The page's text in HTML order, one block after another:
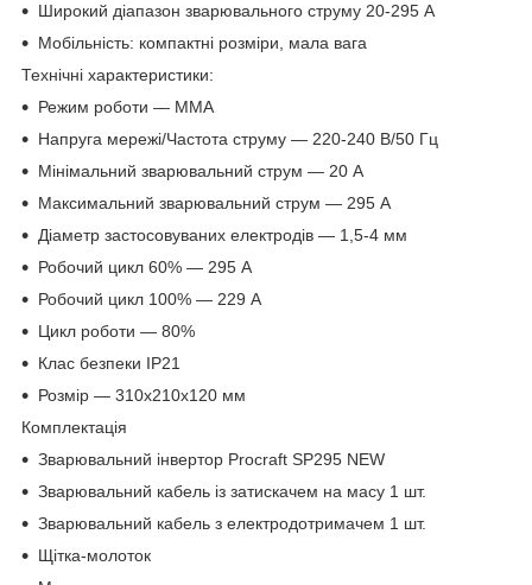
Широкий діапазон зварювального струму 20-295 А
Мобільність: компактні розміри, мала вага
Технічні характеристики:
Режим роботи — MMA
Напруга мережі/Частота струму — 220-240 В/50 Гц
Мінімальний зварювальний струм — 20 А
Максимальний зварювальний струм — 295 А
Діаметр застосовуваних електродів ― 1,5-4 мм
Робочий цикл 60% — 295 А
Робочий цикл 100% — 229 А
Цикл роботи — 80%
Клас безпеки IP21
Розмір — 310х210х120 мм
Комплектація
Зварювальний інвертор Procraft SP295 NEW
Зварювальний кабель із затискачем на масу 1 шт.
Зварювальний кабель з електродотримачем 1 шт.
Щітка-молоток